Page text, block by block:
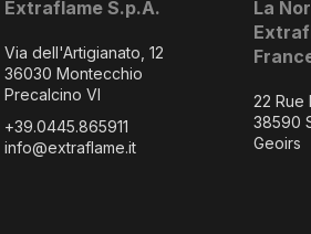
Extraflame S.p.A.
Via dell'Artigianato, 12
36030 Montecchio
Precalcino VI
+39.0445.865911
info@extraflame.it
La
22 Rue
38590
Geoirs